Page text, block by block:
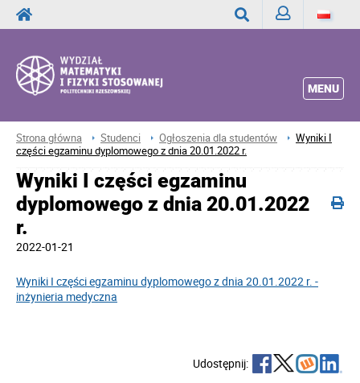
MENU
Strona główna Studenci Ogłoszenia dla studentów
Wyniki I
części egzaminu dyplomowego z dnia 20.01.2022 r.
Wyniki I części egzaminu
dyplomowego z dnia 20.01.2022
r.
2022-01-21
Wyniki I części egzaminu dyplomowego z dnia 20.01.2022 r. -
inżynieria medyczna
Udostępnij: